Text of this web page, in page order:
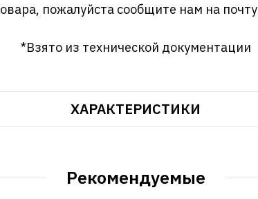
пожалуйста сообщите нам на почту
*Взято из технической документации
ХАРАКТЕРИСТИКИ
Рекомендуемые